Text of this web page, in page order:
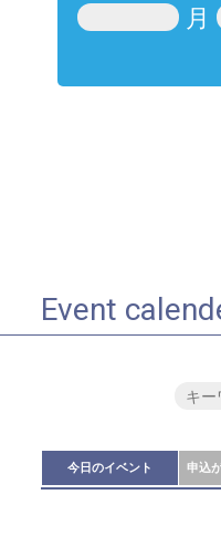
月
Event
今日のイベント 申込